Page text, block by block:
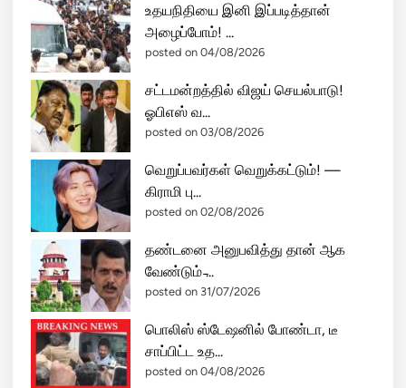
உதயநிதியை இனி இப்படித்தான்
அழைப்போம்! ...
posted on 04/08/2026
சட்டமன்றத்தில் விஜய் செயல்பாடு!
ஓபிஎஸ் வ...
posted on 03/08/2026
வெறுப்பவர்கள் வெறுக்கட்டும்! —
கிராமி பு...
posted on 02/08/2026
தண்டனை அனுபவித்து தான் ஆக
வேண்டும் ̵...
posted on 31/07/2026
பொலிஸ் ஸ்டேஷனில் போண்டா, டீ
சாப்பிட்ட உத...
posted on 04/08/2026